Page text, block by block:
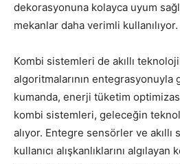
dekorasyonuna kolayca uyum
mekanlar daha verimli kullanılıyor.
Kombi sistemleri de akıllı
algoritmalarının entegrasyonuyla
kumanda, enerji tüketim
kombi sistemleri, geleceğin
alıyor. Entegre sensörler ve
kullanıcı alışkanlıklarını